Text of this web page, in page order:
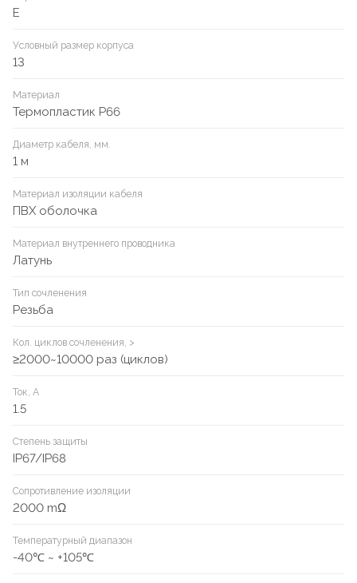
E
Условный размер корпуса
13
Материал
Термопластик P66
Диаметр кабеля, мм.
1 м
Материал изоляции кабеля
ПВХ оболочка
Материал внутреннего проводника
Латунь
Тип сочленения
Резьба
Кол. циклов сочленения, >
≥2000~10000 раз (циклов)
Ток, А
1.5
Степень защиты
IP67/IP68
Сопротивление изоляции
2000 mΩ
Температурный диапазон
-40℃ ~ +105℃